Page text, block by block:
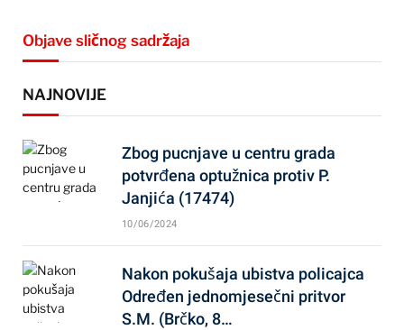
Objave sličnog sadržaja
NAJNOVIJE
Zbog pucnjave u centru grada
potvrđena optužnica protiv P.
Janjića (17474)
10/06/2024
Nakon pokušaja ubistva policajca
Određen jednomjesečni pritvor
S.M. (Brčko, 8…